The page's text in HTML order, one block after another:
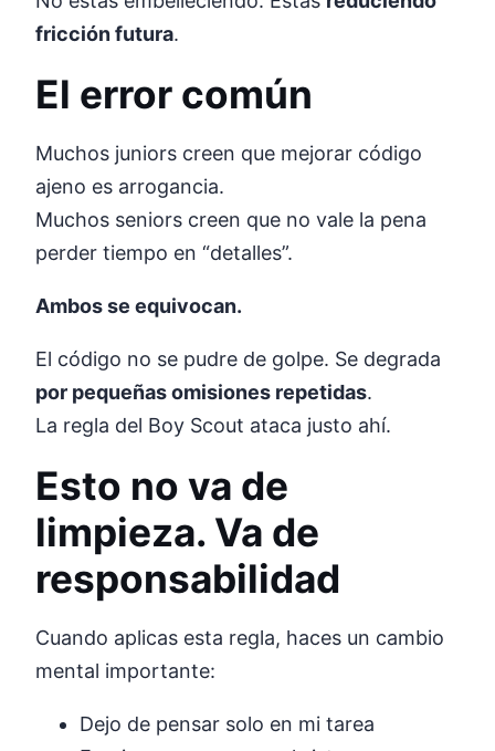
fricción futura.
El error común
Muchos juniors creen que mejorar código
ajeno es arrogancia.
Muchos seniors creen que no vale la pena
perder tiempo en “detalles”.
Ambos se equivocan.
El código no se pudre de golpe. Se degrada
por pequeñas omisiones repetidas.
La regla del Boy Scout ataca justo ahí.
Esto no va de
limpieza. Va de
responsabilidad
Cuando aplicas esta regla, haces un cambio
mental importante:
Dejo de pensar solo en mi tarea